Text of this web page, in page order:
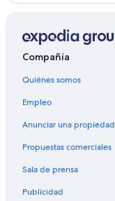
Compañía
Quiénes somos
Empleo
Anunciar una propiedad
Propuestas comerciales
Sala de prensa
Publicidad